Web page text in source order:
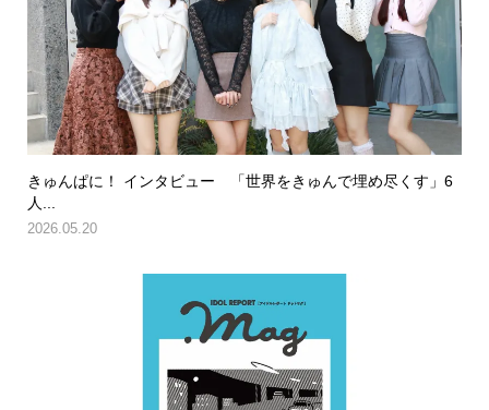
きゅんぱに！ インタビュー 「世界をきゅんで埋め尽くす」6
人...
2026.05.20